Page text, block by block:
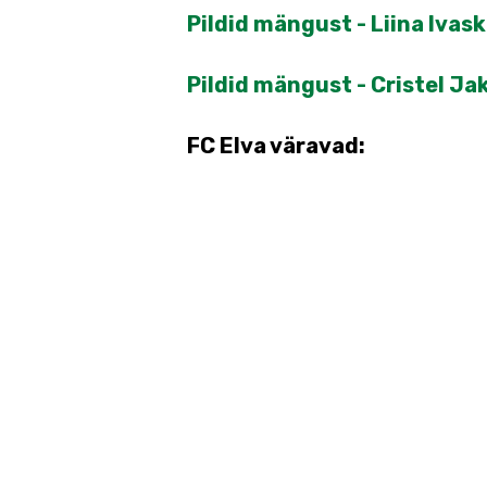
Pildid mängust - Liina Ivask
Pildid mängust - Cristel
FC Elva väravad: